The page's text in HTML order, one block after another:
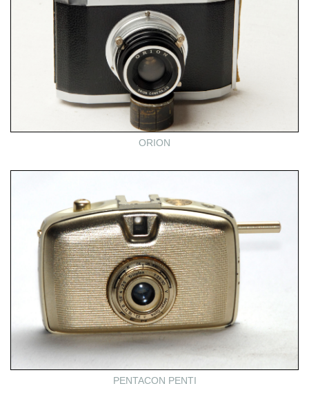
ORION
PENTACON PENTI